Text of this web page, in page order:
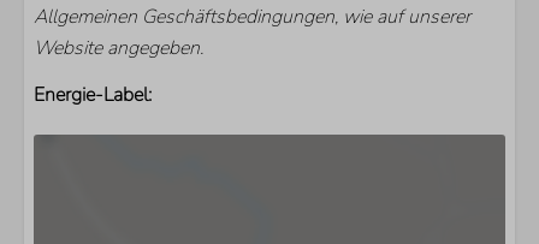
Allgemeinen Geschäftsbedingungen, wie auf unserer
Website angegeben.
Energie-Label: